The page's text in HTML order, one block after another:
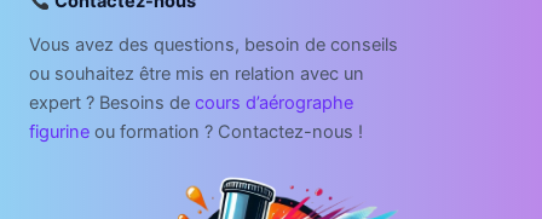
Vous avez des questions, besoin de conseils
ou souhaitez être mis en relation avec un
expert ? Besoins de cours d’aérographe
figurine ou formation ? Contactez-nous !